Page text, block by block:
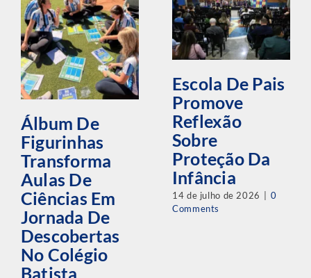
Álbum De
Figurinhas
Transforma
Aulas De
Ciências Em
Jornada De
Descobertas
No Colégio
Batista
Escola De Pais
Promove
Reflexão
Sobre
Proteção Da
Infância
14 de julho de 2026
0
Comments